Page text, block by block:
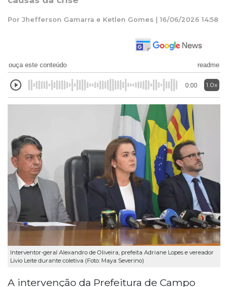
Por Jhefferson Gamarra e Ketlen Gomes | 16/06/2026 14:58
ouça este conteúdo readme
0:00 1.0x
Interventor-geral Alexandro de Oliveira, prefeita Adriane Lopes e vereador
Livio Leite durante coletiva (Foto: Maya Severino)
A intervenção da Prefeitura de Campo